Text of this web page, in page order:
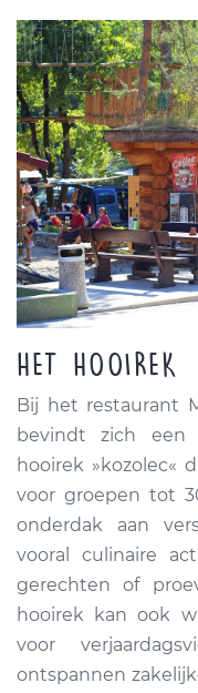
HET HOOIREK
Bij het restaurant
bevindt zich een
hooirek »kozolec«
voor groepen tot
onderdak aan
vooral culinaire
gerechten of
hooirek kan ook
voor
ontspannen